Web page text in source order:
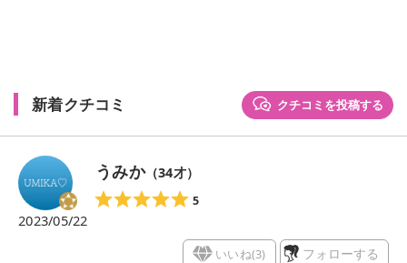
新着クチコミ クチコミを投稿する
うみか（34才）
5
2023/05/22
いいね(3) フォローする